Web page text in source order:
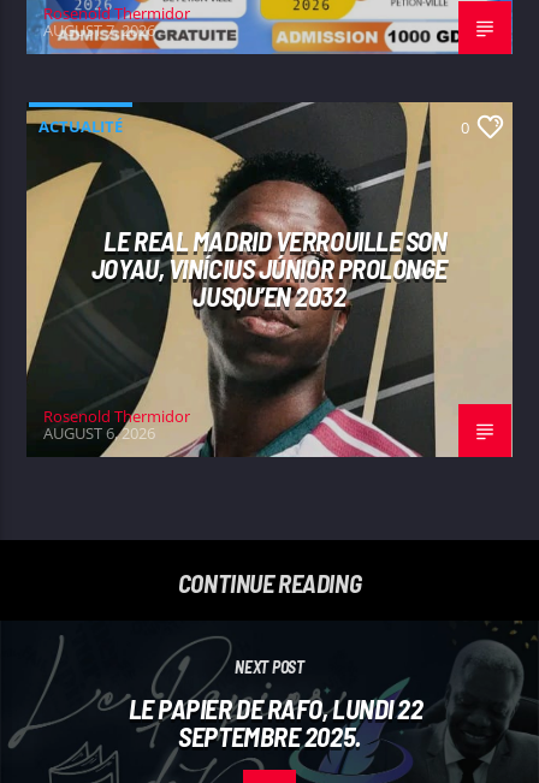
Rosenold Thermidor
AUGUST 7, 2026
ACTUALITÉ 0
LE REAL MADRID VERROUILLE SON
JOYAU, VINÍCIUS JÚNIOR PROLONGE
JUSQU’EN 2032
Rosenold Thermidor
AUGUST 6, 2026
CONTINUE READING
NEXT POST
LE PAPIER DE RAFO, LUNDI 22
SEPTEMBRE 2025.